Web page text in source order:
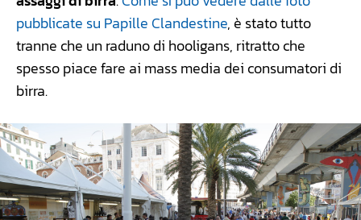
pubblicate su Papille Clandestine, è stato tutto
tranne che un raduno di hooligans, ritratto che
spesso piace fare ai mass media dei consumatori di
birra.